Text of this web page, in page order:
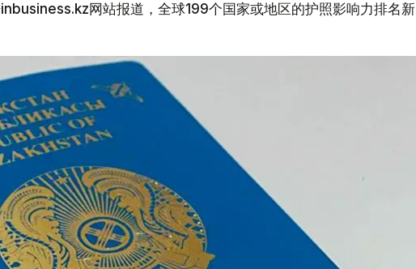
网站报道，全球199个国家或地区的护照影响力排名新